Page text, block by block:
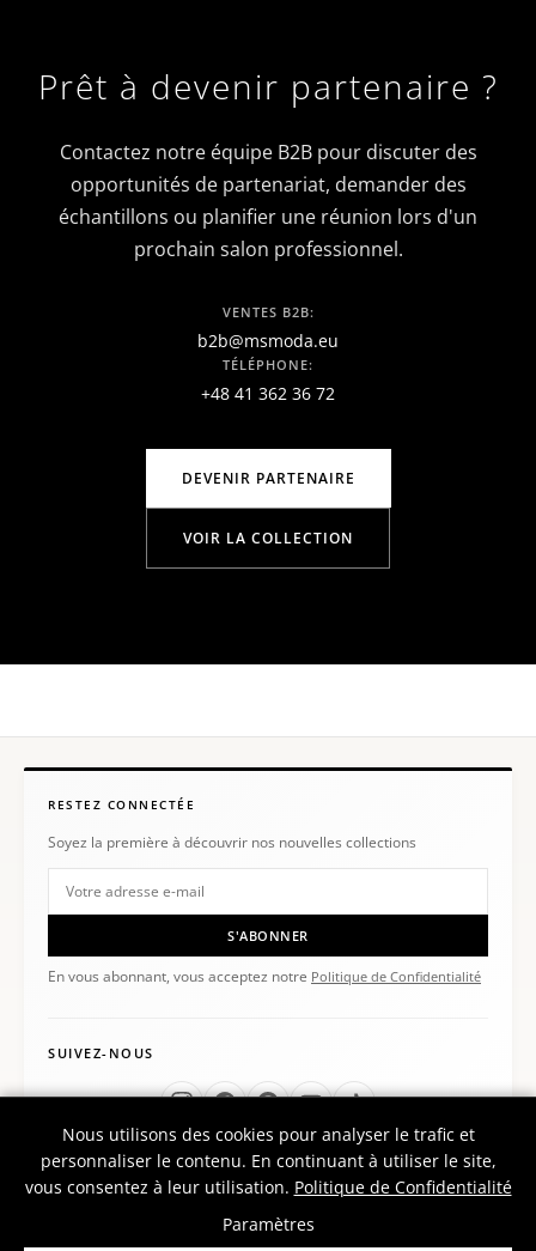
Prêt à devenir partenaire ?
Contactez notre équipe B2B pour discuter des
opportunités de partenariat, demander des
échantillons ou planifier une réunion lors d'un
prochain salon professionnel.
VENTES B2B:
b2b@msmoda.eu
TÉLÉPHONE:
+48 41 362 36 72
DEVENIR PARTENAIRE
VOIR LA COLLECTION
RESTEZ CONNECTÉE
Soyez la première à découvrir nos nouvelles collections
S'ABONNER
En vous abonnant, vous acceptez notre Politique de Confidentialité
SUIVEZ-NOUS
Nous utilisons des cookies pour analyser le trafic et
personnaliser le contenu. En continuant à utiliser le site,
vous consentez à leur utilisation. Politique de Confidentialité
Paramètres